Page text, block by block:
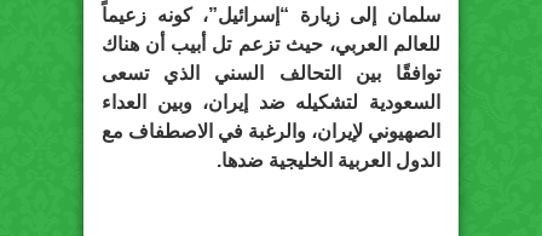
سلمان إلى زيارة “إسرائيل”، كونه زعيماً
للعالم العربي، حيث تزعم تل أبيب أن هناك
توافقًا بين التحالف السني الذي تسعى
السعودية لتشكيله ضد إيران، وبين العداء
الصهيوني لإيران، والرغبة في الاصطفاف مع
الدول العربية الخليجية ضدها.